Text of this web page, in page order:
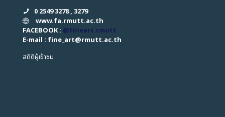
0 2549 3278 , 3279
www.fa.rmutt.ac.th
FACEBOOK : @Fineart.rmutt
E-mail : fine_art@rmutt.ac.th
สถิติผู้เข้าชม